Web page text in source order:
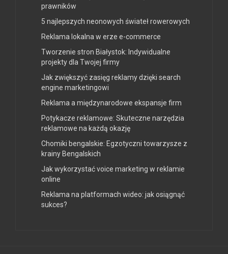
prawników
5 najlepszych neonowych świateł rowerowych
Reklama lokalna w erze e-commerce
Tworzenie stron Białystok: Indywidualne
projekty dla Twojej firmy
Jak zwiększyć zasięg reklamy dzięki search
engine marketingowi
Reklama a międzynarodowe ekspansje firm
Potykacze reklamowe: Skuteczne narzędzia
reklamowe na każdą okazję
Chomiki bengalskie: Egzotyczni towarzysze z
krainy Bengalskich
Jak wykorzystać voice marketing w reklamie
online
Reklama na platformach wideo: jak osiągnąć
sukces?